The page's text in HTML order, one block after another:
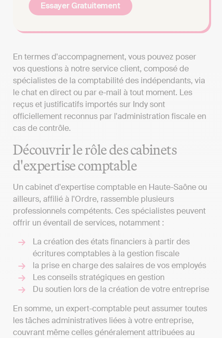
Essayer Gratuitement
En termes d'accompagnement, vous pouvez poser
vos questions à notre service client, composé de
spécialistes de la comptabilité des indépendants, via
le chat en direct ou par e-mail à tout moment. Les
reçus et justificatifs importés sur Indy sont
officiellement reconnus par l'administration fiscale en
cas de contrôle.
Découvrir le rôle des cabinets
d'expertise comptable
Un cabinet d'expertise comptable en Haute-Saône ou
ailleurs, affilié à l'Ordre, rassemble plusieurs
professionnels compétents. Ces spécialistes peuvent
offrir un éventail de services, notamment :
La création des états financiers à partir des
écritures comptables à la gestion fiscale
la prise en charge des salaires de vos employés
Les conseils stratégiques en gestion
Du soutien lors de la création de votre entreprise
En somme, un expert-comptable peut assumer toutes
les tâches administratives liées à votre entreprise,
couvrant même celles généralement attribuées au